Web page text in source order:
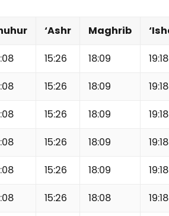
‘Ashr Maghrib
15:26 18:09 19:18
15:26 18:09 19:18
15:26 18:09 19:18
15:26 18:09 19:18
15:26 18:09 19:18
15:26 18:08 19:18